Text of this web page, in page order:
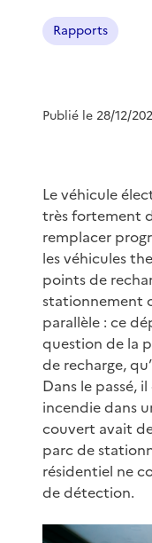
Rapports
Publié le 28/12/
Le véhicule
très fortement
remplacer
les véhicules
points de
stationnement
parallèle : ce
question de la
de recharge,
Dans le passé,
incendie dans
couvert avait
parc de
résidentiel ne
de détection.